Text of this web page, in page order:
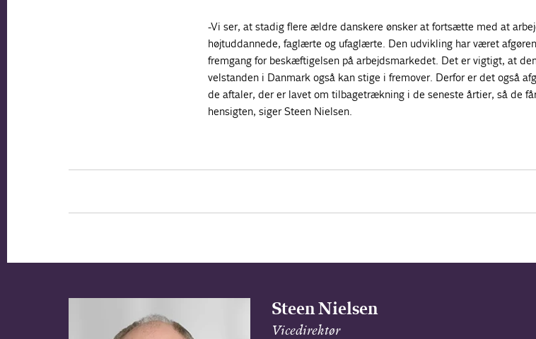
-Vi ser, at stadig flere ældre danskere ønsker at fortsætte med at
højtuddannede, faglærte og ufaglærte. Den udvikling har været
fremgang for beskæftigelsen på arbejdsmarkedet. Det er vigtigt, at
velstanden i Danmark også kan stige i fremover. Derfor er det også
de aftaler, der er lavet om tilbagetrækning i de seneste årtier, så de
hensigten, siger Steen Nielsen.
Steen Nielsen
Vicedirektør